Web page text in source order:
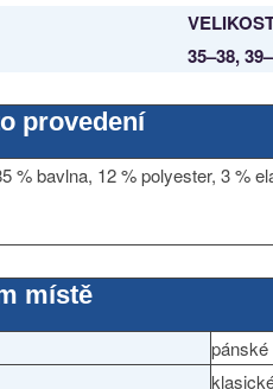
35–38,
provedení
% bavlna, 12 % polyester, 3 %
místě
pánské